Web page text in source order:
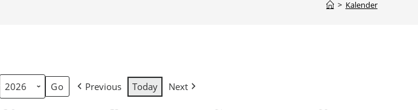
> Kalender
Previous Today Next